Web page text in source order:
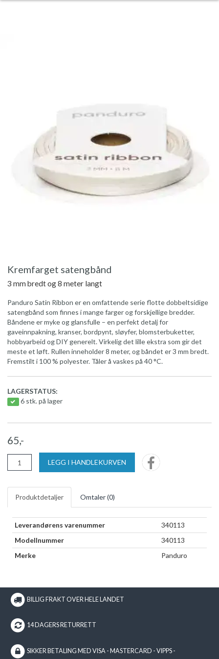
Kremfarget satengbånd
3 mm bredt og 8 meter langt
Panduro Satin Ribbon er en omfattende serie flotte dobbeltsidige
satengbånd som finnes i mange farger og forskjellige bredder.
Båndene er myke og glansfulle – en perfekt detalj for
gaveinnpakning, kranser, bordpynt, sløyfer, blomsterbuketter,
hobbyarbeid og DIY generelt. Virkelig det lille ekstra som gir det
meste et løft. Rullen inneholder 8 meter, og båndet er 3 mm bredt.
Fremstilt i 100 % polyester. Tåler å vaskes på 40 °C.
LAGERSTATUS:
6 stk. på lager
65,-
LEGG I HANDLEKURVEN
Produktdetaljer Omtaler (0)
Leverandørens varenummer
340113
Modellnummer
340113
Merke
Panduro
BILLIG FRAKT OVER HELE LANDET
14 DAGERS RETURRETT
SIKKER BETALING MED VISA - MASTERCARD - VIPPS -